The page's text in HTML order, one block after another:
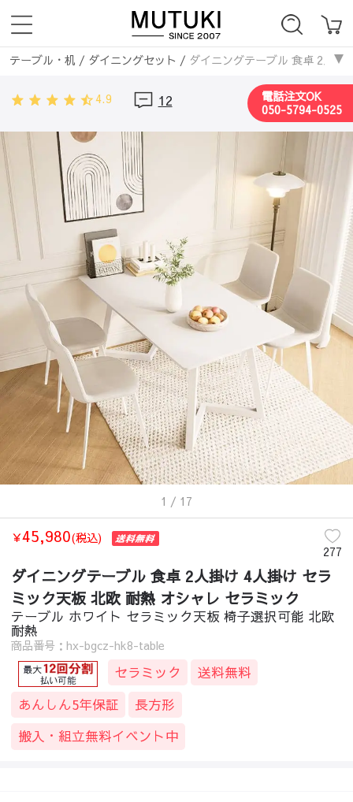
テーブル・机 / ダイニングセット / ダイニングテーブル 食卓 2人掛
テーブル・机/ダイニングテーブル
ダイニングテーブル 食卓 2
ダイニングテーブル 食卓 2人掛け 4人掛け セラミ
ダイニングテーブル
セラミックダイニングテーブル / ダイニン
4.9 12
電話注文OK
050-5794-0525
1 / 17
￥45,980(税込)
277
ダイニングテーブル 食卓 2人掛け 4人掛け セラ
ミック天板 北欧 耐熱 オシャレ セラミック
テーブル ホワイト セラミック天板 椅子選択可能 北欧
耐熱
商品番号：hx-bgcz-hk8-table
セラミック
送料無料
あんしん5年保証
長方形
搬入・組立無料イベント中